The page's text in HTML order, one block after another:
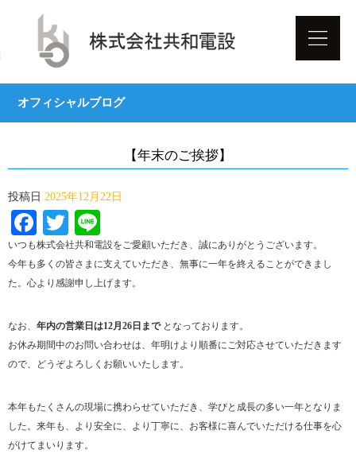
オフィシャルブログ
【年末のご挨拶】
投稿日 2025年12月22日
Facebook
Twitter
いつも株式会社共和電設をご愛顧いただき、誠にありがとうございます。
今年も多くの皆さまに支えていただき、無事に一年を終えることができまし
た。心より感謝申し上げます。
なお、 年内の営業日は12月26日までとなっております。
お休み期間中のお問い合わせは、年明けより順番にご対応させていただきます
ので、どうぞよろしくお願いいたします。
本年もたくさんの現場に携わらせていただき、学びと成長の多い一年となりま
した。来年も、より安全に、より丁寧に、お客様に喜んでいただける仕事を心
がけてまいります。